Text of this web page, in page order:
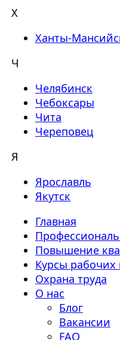
Х
Ханты-
Ч
Челябинск
Чебоксары
Чита
Череповец
Я
Ярославль
Якутск
Главная
Повышение
Курсы рабочих
Охрана труда
О нас
Блог
Вакансии
FAQ